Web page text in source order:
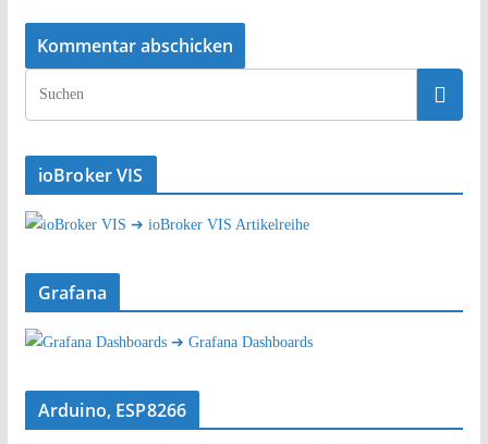
ioBroker VIS
➔ ioBroker VIS Artikelreihe
Grafana
➔ Grafana Dashboards
Arduino, ESP8266